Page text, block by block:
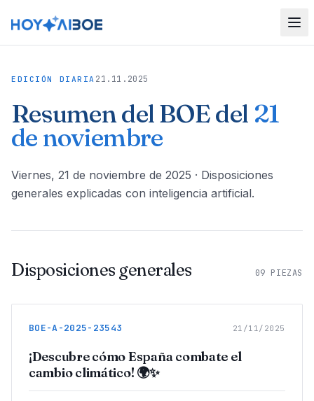
EDICIÓN DIARIA 21.11.2025
Resumen del BOE del 21
de noviembre
viernes, 21 de noviembre de 2025 · Disposiciones
generales explicadas con inteligencia artificial.
Disposiciones generales 09 PIEZAS
BOE-A-2025-23543 21/11/2025
¡Descubre cómo España combate el
cambio climático! 🌍✨